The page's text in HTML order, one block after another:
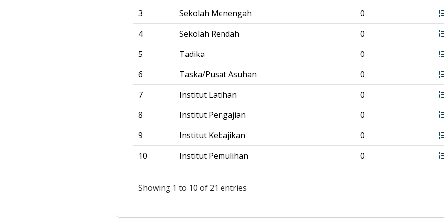
3
Sekolah Menengah
0
4
Sekolah Rendah
0
5
Tadika
0
6
Taska/Pusat Asuhan
0
7
Institut Latihan
0
8
Institut Pengajian
0
9
Institut Kebajikan
0
10
Institut Pemulihan 0
Showing 1 to 10 of 21 entries